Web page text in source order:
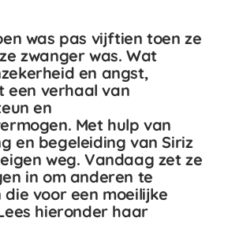
was pas vijftien toen ze
zwanger was. Wat
en angst,
een verhaal van
en
Met hulp van
en begeleiding van Siriz
weg. Vandaag zet ze
in om anderen te
voor een moeilijke
hieronder haar